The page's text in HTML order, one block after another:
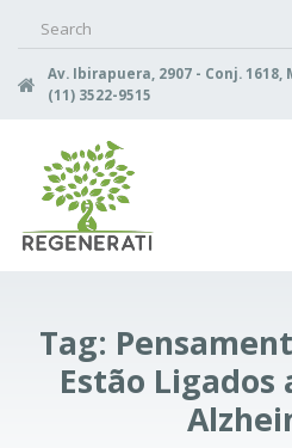
Av. Ibirapuera, 2907 - Conj. 1618,
(11) 3522-9515
Tag:
Estão Ligados